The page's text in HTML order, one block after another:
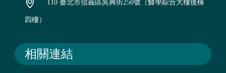
110 臺北市信義區吳興街250號（醫學綜合大樓後棟
四樓）
相關連結